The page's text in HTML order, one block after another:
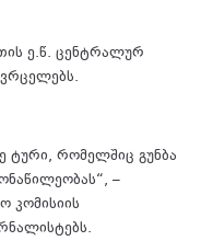
ე.წ. ცენტრალურ
ტური, რომელშიც გუნბა
–
კომისიის